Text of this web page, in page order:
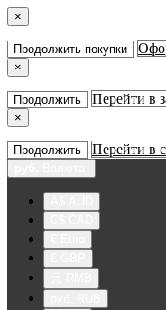
×
Продолжить покупки
×
Продолжить Перейти в
×
Продолжить Перейти в